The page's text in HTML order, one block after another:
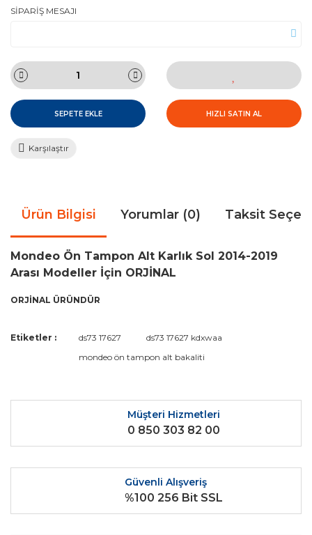
SİPARİŞ MESAJI
SEPETE EKLE HIZLI SATIN AL
Karşılaştır
Ürün Bilgisi Yorumlar (0) Taksit
Mondeo Ön Tampon Alt Karlık Sol 2014-2019
Arası Modeller İçin ORJİNAL
ORJİNAL ÜRÜNDÜR
Bu ürüne ilk yorumu siz yapın!
Yorum Yaz
Bu ürünün fiyat bilgisi, resim, ürün açıklamalarında ve diğer
kullanarak tarafımıza iletebilirsiniz.
Ürün resmi kalitesiz, bozuk veya görüntülenemiyor.
Ürün açıklamasında eksik bilgiler bulunuyor.
Ürün bilgilerinde hatalar bulunuyor.
Ürün fiyatı diğer sitelerden daha pahalı.
Bu ürüne benzer farklı alternatifler olmalı.
Etiketler : ds73 17627
ds73 17627 kdxwaa
mondeo ön tampon alt bakaliti
Müşteri Hizmetleri
0 850 303 82 00
Güvenli Alışveriş
%100 256 Bit SSL